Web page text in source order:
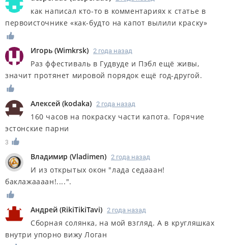
как написал кто-то в комментариях к статье в
первоисточнике «как-будто на капот вылили краску»
Игорь (Wimkrsk) 2 года назад
Раз ффестиваль в Гудвуде и Пэбл ещё живы,
значит протянет мировой порядок ещё год-другой.
Алексей (kodaka) 2 года назад
160 часов на покраску части капота. Горячие
эстонские парни
3
Владимир (Vladimen) 2 года назад
И из открытых окон "лада седааан!
баклажаааан!....".
Андрей (RikiTikiTavi) 2 года назад
Сборная солянка, на мой взгляд. А в кругляшках
внутри упорно вижу Логан